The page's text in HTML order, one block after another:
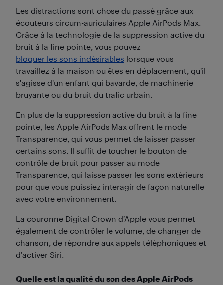
Les distractions sont chose du passé grâce aux
écouteurs circum-auriculaires Apple AirPods Max.
Grâce à la technologie de la suppression active du
bruit à la fine pointe, vous pouvez
bloquer les sons indésirables lorsque vous
travaillez à la maison ou êtes en déplacement, qu'il
s'agisse d'un enfant qui bavarde, de machinerie
bruyante ou du bruit du trafic urbain.
En plus de la suppression active du bruit à la fine
pointe, les Apple AirPods Max offrent le mode
Transparence, qui vous permet de laisser passer
certains sons. Il suffit de toucher le bouton de
contrôle de bruit pour passer au mode
Transparence, qui laisse passer les sons extérieurs
pour que vous puissiez interagir de façon naturelle
avec votre environnement.
La couronne Digital Crown d’Apple vous permet
également de contrôler le volume, de changer de
chanson, de répondre aux appels téléphoniques et
d’activer Siri.
Quelle est la qualité du son des Apple AirPods